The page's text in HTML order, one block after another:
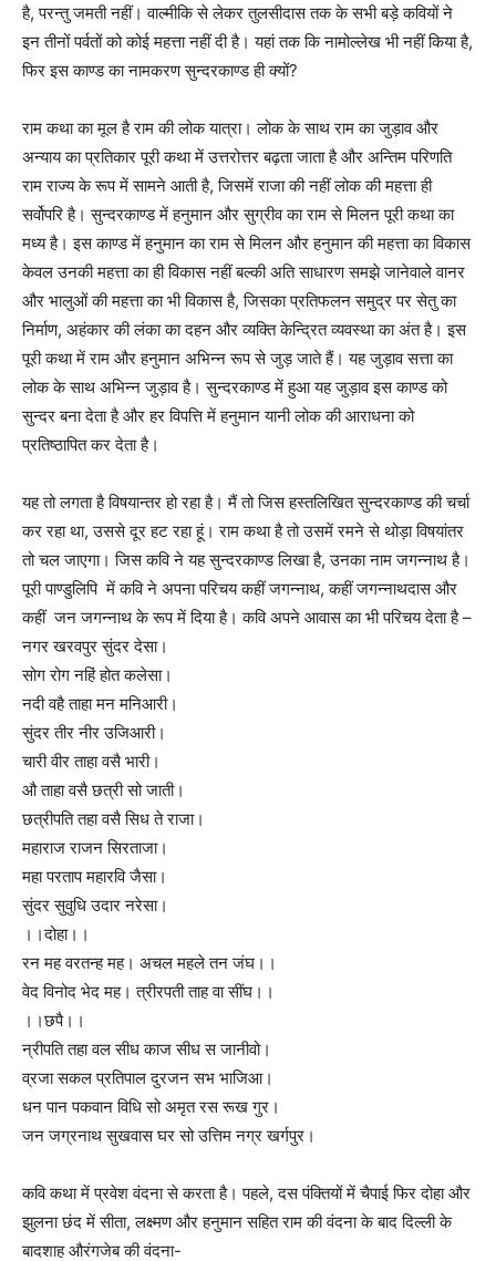
है, परन्तु जमती नहीं। वाल्मीकि से लेकर तुलसीदास तक के सभी बड़े कवियों ने
इन तीनों पर्वतों को कोई महत्ता नहीं दी है। यहां तक कि नामोल्लेख भी नहीं किया है,
फिर इस काण्ड का नामकरण सुन्दरकाण्ड ही क्यों?
राम कथा का मूल है राम की लोक यात्रा। लोक के साथ राम का जुड़ाव और
अन्याय का प्रतिकार पूरी कथा में उत्तरोत्तर बढ़ता जाता है और अन्तिम परिणति
राम राज्य के रूप में सामने आती है, जिसमें राजा की नहीं लोक की महत्ता ही
सर्वोपरि है। सुन्दरकाण्ड में हनुमान और सुग्रीव का राम से मिलन पूरी कथा का
मध्य है। इस काण्ड में हनुमान का राम से मिलन और हनुमान की महत्ता का विकास
केवल उनकी महत्ता का ही विकास नहीं बल्की अति साधारण समझे जानेवाले वानर
और भालुओं की महत्ता का भी विकास है, जिसका प्रतिफलन समुद्र पर सेतु का
निर्माण, अहंकार की लंका का दहन और व्यक्ति केन्द्रित व्यवस्था का अंत है। इस
पूरी कथा में राम और हनुमान अभिन्न रूप से जुड़ जाते हैं। यह जुड़ाव सत्ता का
लोक के साथ अभिन्न जुड़ाव है। सुन्दरकाण्ड में हुआ यह जुड़ाव इस काण्ड को
सुन्दर बना देता है और हर विपत्ति में हनुमान यानी लोक की आराधना को
प्रतिष्ठापित कर देता है।
यह तो लगता है विषयान्तर हो रहा है। मैं तो जिस हस्तलिखित सुन्दरकाण्ड की चर्चा
कर रहा था, उससे दूर हट रहा हूं। राम कथा है तो उसमें रमने से थोड़ा विषयांतर
तो चल जाएगा। जिस कवि ने यह सुन्दरकाण्ड लिखा है, उनका नाम जगन्नाथ है।
पूरी पाण्डुलिपि में कवि ने अपना परिचय कहीं जगन्नाथ, कहीं जगन्नाथदास और
कहीं जन जगन्नाथ के रूप में दिया है। कवि अपने आवास का भी परिचय देता है –
नगर खरवपुर सुंदर देसा।
सोग रोग नहिं होत कलेसा।
नदी वहै ताहा मन मनिआरी।
सुंदर तीर नीर उजिआरी।
चारी वीर ताहा वसै भारी।
औ ताहा वसै छत्री सो जाती।
छत्रीपति तहा वसै सिध ते राजा।
महाराज राजन सिरताजा।
महा परताप महारवि जैसा।
सुंदर सुवुधि उदार नरेसा।
।।दोहा।।
रन मह वरतन्ह मह। अचल महले तन जंघ।।
वेद विनोद भेद मह। त्रीरपती ताह वा सींघ।।
।।छपै।।
न्रीपति तहा वल सीध काज सीध स जानीवो।
व्रजा सकल प्रतिपाल दुरजन सभ भाजिआ।
धन पान पकवान विधि सो अमृत रस रूख गुर।
जन जग्रनाथ सुखवास घर सो उत्तिम नग्र खर्गपुर।
कवि कथा में प्रवेश वंदना से करता है। पहले, दस पंक्तियों में चैपाई फिर दोहा और
झुलना छंद में सीता, लक्ष्मण और हनुमान सहित राम की वंदना के बाद दिल्ली के
बादशाह औरंगजेब की वंदना-